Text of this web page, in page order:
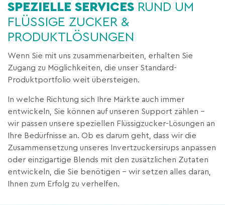
SPEZIELLE SERVICES RUND UM
FLÜSSIGE ZUCKER &
PRODUKTLÖSUNGEN
Wenn Sie mit uns zusammenarbeiten, erhalten Sie
Zugang zu Möglichkeiten, die unser Standard-
Produktportfolio weit übersteigen.
In welche Richtung sich Ihre Märkte auch immer
entwickeln, Sie können auf unseren Support zählen –
wir passen unsere speziellen Flüssigzucker-Lösungen an
Ihre Bedürfnisse an. Ob es darum geht, dass wir die
Zusammensetzung unseres Invertzuckersirups anpassen
oder einzigartige Blends mit den zusätzlichen Zutaten
entwickeln, die Sie benötigen – wir setzen alles daran,
Ihnen zum Erfolg zu verhelfen.